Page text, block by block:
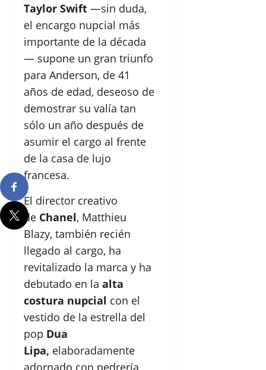
Taylor Swift —sin duda,
el encargo nupcial más
importante de la década
— supone un gran triunfo
para Anderson, de 41
años de edad, deseoso de
demostrar su valía tan
sólo un año después de
asumir el cargo al frente
de la casa de lujo
francesa.
El director creativo
de Chanel, Matthieu
Blazy, también recién
llegado al cargo, ha
revitalizado la marca y ha
debutado en la alta
costura nupcial con el
vestido de la estrella del
pop Dua
Lipa, elaboradamente